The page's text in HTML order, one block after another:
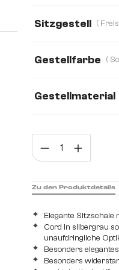
Plüsch Samt
Webstoff Soft
Sitzgestell
Gestellfarbe
Gestellmaterial
Elegante
Cord in silbergrau
unaufdringliche
Besonders
Besonders
Zu den Produktdetails